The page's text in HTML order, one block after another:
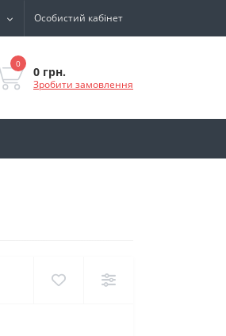
Особистий кабінет
0
0 грн.
Зробити замовлення